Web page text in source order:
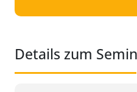
Details zum